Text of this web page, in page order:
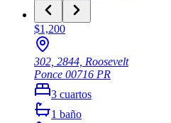
$1,200
302, 2844, Roosevelt
Ponce 00716 PR
3 cuartos
1 baño